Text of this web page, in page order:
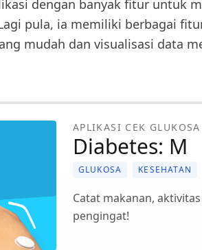
dengan banyak fitur untuk
pula, ia memiliki berbagai
mudah dan visualisasi data
APLIKASI CEK GLUKOSA
Diabetes: M
GLUKOSA KESEHATAN
Catat makanan,
pengingat!